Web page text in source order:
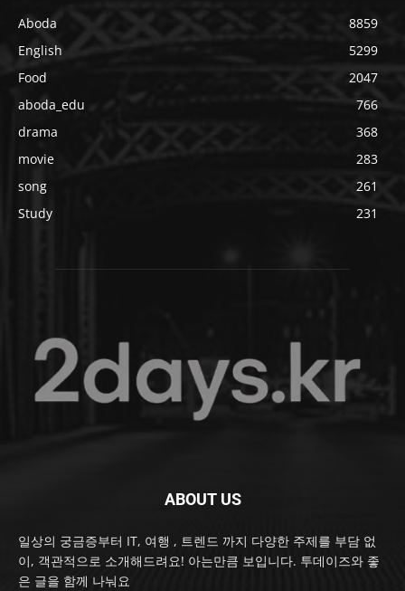
Aboda
8859
English
5299
Food
2047
aboda_edu
766
drama
368
movie
283
song
261
Study
231
ABOUT US
일상의 궁금증부터 IT, 여행 , 트렌드 까지 다양한 주제를 부담 없
이, 객관적으로 소개해드려요! 아는만큼 보입니다. 투데이즈와 좋
은 글을 함께 나눠요